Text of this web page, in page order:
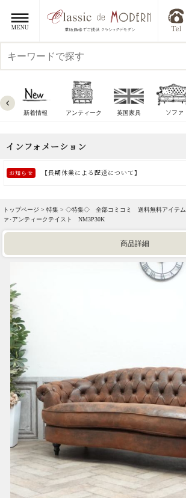
新着情報 アンティーク 英国家具 ソファ
トップページ > 特集 > ◇特集◇ 全部コミコミ 送料無料アイテム
ァ･アンティークテイスト NM3P30K
商品詳細